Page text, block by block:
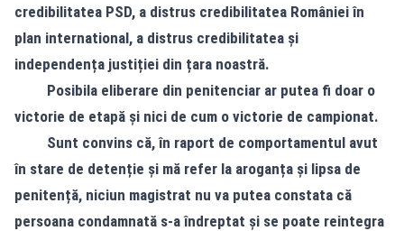
credibilitatea PSD, a distrus credibilitatea României în
plan international, a distrus credibilitatea și
independența justiției din țara noastră.
​ Posibila eliberare din penitenciar ar putea fi doar o
victorie de etapă și nici de cum o victorie de campionat.
​ Sunt convins că, în raport de comportamentul avut
în stare de detenție și mă refer la aroganța și lipsa de
penitență, niciun magistrat nu va putea constata că
persoana condamnată s-a îndreptat și se poate reintegra